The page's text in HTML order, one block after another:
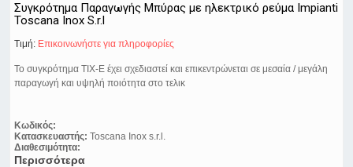
Συγκρότημα Παραγωγής Μπύρας με ηλεκτρικό ρεύμα Impianti
Toscana Inox S.r.l
Τιμή: Eπικοινωνήστε για πληροφορίες
Το συγκρότημα TIX-E έχει σχεδιαστεί και επικεντρώνεται σε μεσαία / μεγάλη
παραγωγή και υψηλή ποιότητα στο τελικ
Κωδικός:
Κατασκευαστής: Toscana Inox s.r.l.
Διαθεσιμότητα:
Περισσότερα